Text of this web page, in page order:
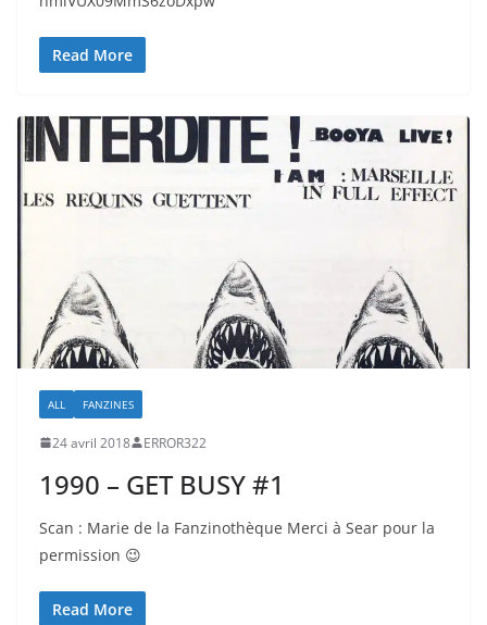
Read More
ALL FANZINES
24 avril 2018 ERROR322
1990 – GET BUSY #1
Scan : Marie de la Fanzinothèque Merci à Sear pour la
permission 😉
Read More